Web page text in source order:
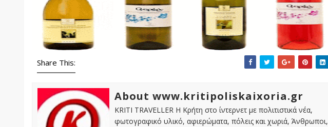
Share This:
About www.kritipoliskaixoria.gr
KRITI TRAVELLER Η Κρήτη στο ίντερνετ με πολιτιστικά νέα,
φωτογραφικό υλικό, αφιερώματα, πόλεις και χωριά, Άνθρωποι,